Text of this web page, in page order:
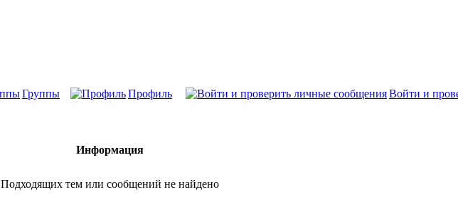
Группы Профиль Войти и
Информация
Подходящих тем или сообщений не найдено